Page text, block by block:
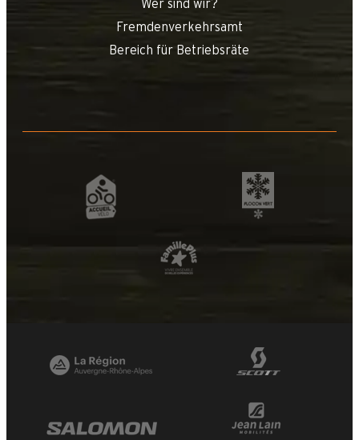
Wer sind wir?
Fremdenverkehrsamt
Bereich für Betriebsräte